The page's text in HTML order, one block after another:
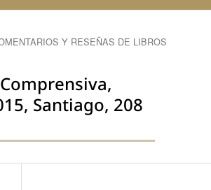
Y RESEÑAS DE LIBROS
Santiago, 208